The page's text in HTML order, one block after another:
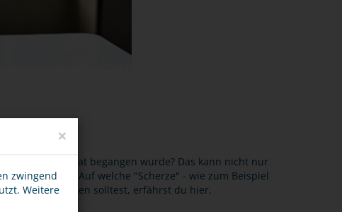
eine Straftat begangen wurde? Das kann nicht nur
verboten. Auf welche "Scherze" - wie zum Beispiel
verzichten solltest, erfährst du hier.
×
zwingend
Weitere